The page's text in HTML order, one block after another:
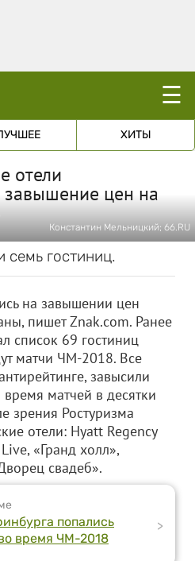
☰
ХИТЫ
отели
цен на
Константин Мельницкий; 66.RU
семь гостиниц.
на завышении цен
пишет Znak.com. Ранее
список 69 гостиниц
матчи ЧМ-2018. Все
завысили
матчей в десятки
зрения Ростуризма
отели: Hyatt Regency
«Гранд холл»,
свадеб».
попались
время ЧМ-2018
>